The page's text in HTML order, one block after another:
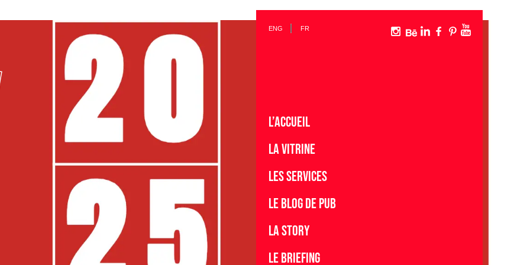
ENG FR
L’accueil
La vitrine
Les services
Le blog de pub
La story
Le Briefing